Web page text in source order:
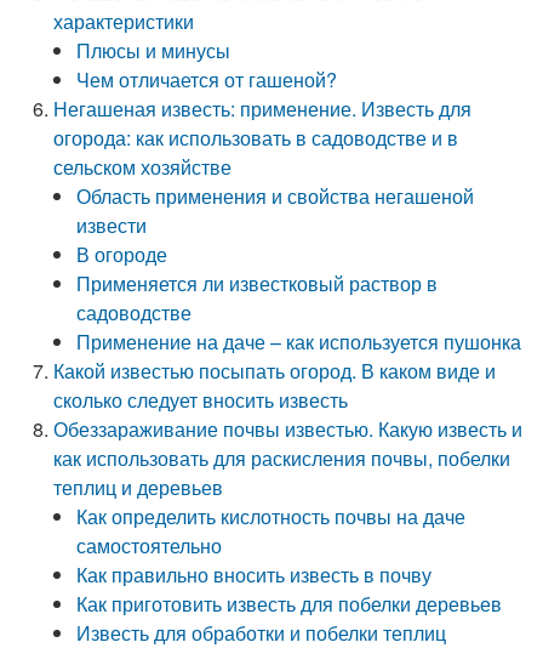
характеристики
Плюсы и минусы
Чем отличается от гашеной?
Негашеная известь: применение. Известь для
огорода: как использовать в садоводстве и в
сельском хозяйстве
Область применения и свойства негашеной
извести
В огороде
Применяется ли известковый раствор в
садоводстве
Применение на даче – как используется пушонка
Какой известью посыпать огород. В каком виде и
сколько следует вносить известь
Обеззараживание почвы известью. Какую известь и
как использовать для раскисления почвы, побелки
теплиц и деревьев
Как определить кислотность почвы на даче
самостоятельно
Как правильно вносить известь в почву
Как приготовить известь для побелки деревьев
Известь для обработки и побелки теплиц